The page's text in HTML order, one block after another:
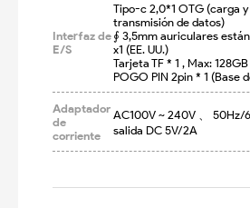
Interfaz de
E/S
Tipo-c 2,0*1 OTG (carga y
transmisión de datos)
∮ 3,5mm auriculares
x1 (EE. UU.)
Tarjeta TF * 1 , Max: 128GB
POGO PIN 2pin * 1 (Base
Adaptador
de
corriente
AC100V ~ 240V 、 50Hz/
salida DC 5V/2A